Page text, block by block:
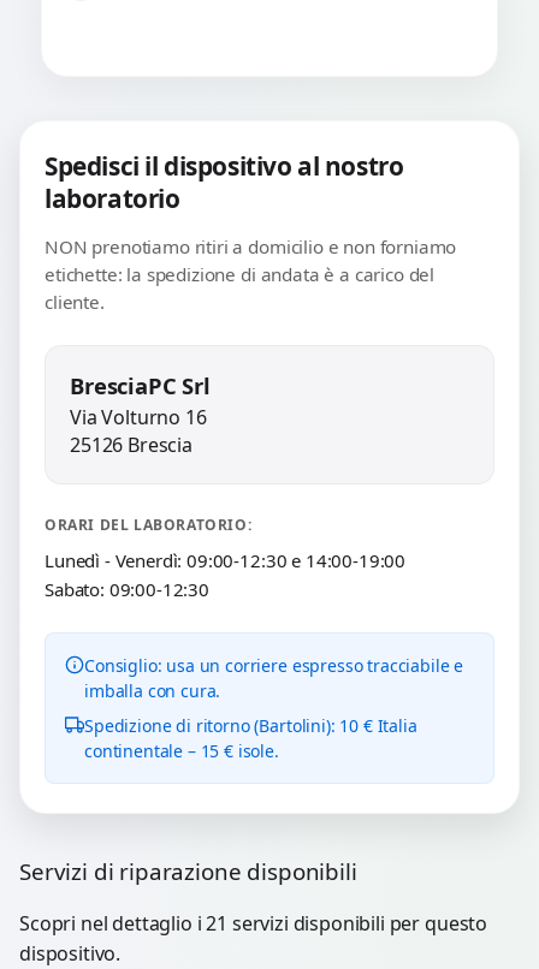
Spedisci il dispositivo al nostro
laboratorio
NON prenotiamo ritiri a domicilio e non forniamo
etichette: la spedizione di andata è a carico del
cliente.
BresciaPC Srl
Via Volturno 16
25126 Brescia
ORARI DEL LABORATORIO:
Lunedì - Venerdì: 09:00-12:30 e 14:00-19:00
Sabato: 09:00-12:30
Consiglio: usa un corriere espresso tracciabile e
imballa con cura.
Spedizione di ritorno (Bartolini): 10 € Italia
continentale – 15 € isole.
Servizi di riparazione disponibili
Scopri nel dettaglio i 21 servizi disponibili per questo
dispositivo.